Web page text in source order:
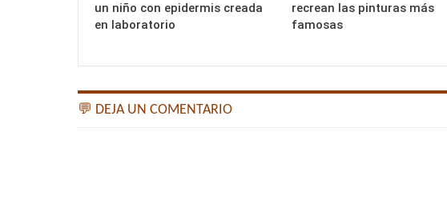
un niño con epidermis creada
en laboratorio
recrean las pinturas más
famosas
💬 DEJA UN COMENTARIO